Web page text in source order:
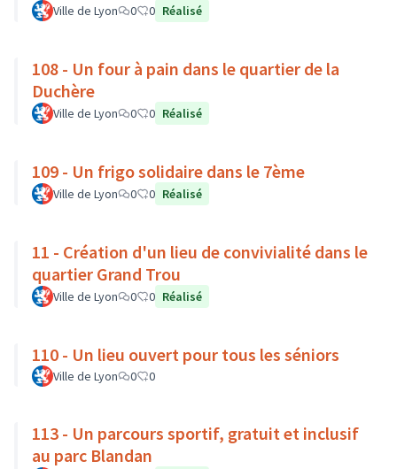
Ville de Lyon 0 0 Réalisé
108 - Un four à pain dans le quartier de la
Duchère
Ville de Lyon 0 0 Réalisé
109 - Un frigo solidaire dans le 7ème
Ville de Lyon 0 0 Réalisé
11 - Création d'un lieu de convivialité dans le
quartier Grand Trou
Ville de Lyon 0 0 Réalisé
110 - Un lieu ouvert pour tous les séniors
Ville de Lyon 0 0
113 - Un parcours sportif, gratuit et inclusif
au parc Blandan